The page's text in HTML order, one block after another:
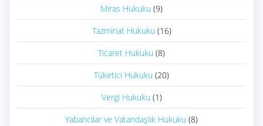
Miras Hukuku (9)
Tazminat Hukuku (16)
Ticaret Hukuku (8)
Tüketici Hukuku (20)
Vergi Hukuku (1)
Yabancılar ve Vatandaşlık Hukuku (8)